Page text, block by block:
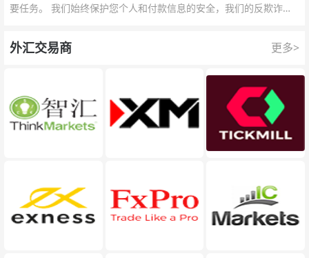
要任务。 我们始终保护您个人和付款信息的安全，我们的反欺诈团
外汇交易商 更多>